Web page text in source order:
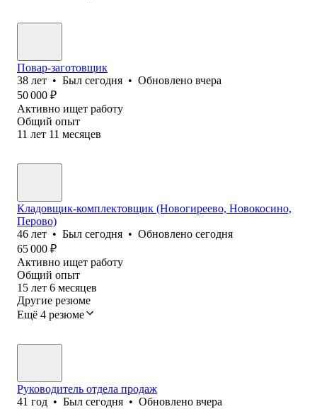
Повар-заготовщик
38 лет • Был сегодня • Обновлено вчера
50 000 ₽
Активно ищет работу
Общий опыт
11 лет 11 месяцев
Кладовщик-комплектовщик (Новогиреево, Новокосино,
Перово)
46 лет • Был сегодня • Обновлено сегодня
65 000 ₽
Активно ищет работу
Общий опыт
15 лет 6 месяцев
Другие резюме
Ещё 4 резюме
Руководитель отдела продаж
41 год • Был сегодня • Обновлено вчера